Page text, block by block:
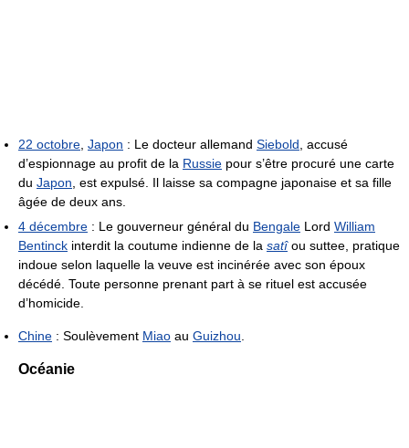
22 octobre, Japon : Le docteur allemand Siebold, accusé
d’espionnage au profit de la Russie pour s’être procuré une carte
du Japon, est expulsé. Il laisse sa compagne japonaise et sa fille
âgée de deux ans.
4 décembre : Le gouverneur général du Bengale Lord William
Bentinck interdit la coutume indienne de la satîou suttee, pratique
indoue selon laquelle la veuve est incinérée avec son époux
décédé. Toute personne prenant part à se rituel est accusée
d’homicide.
Chine : Soulèvement Miao au Guizhou.
Océanie